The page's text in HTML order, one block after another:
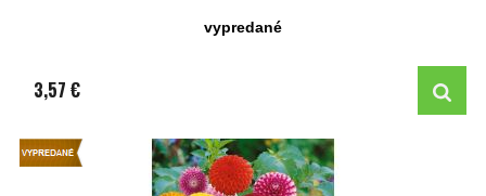
vypredané
3,57 €